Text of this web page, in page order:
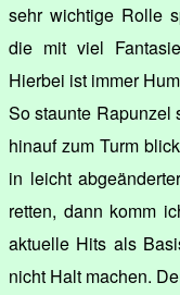
sehr wichtige Rolle
die mit viel
Hierbei ist immer
So staunte Rapunzel
hinauf zum Turm
in leicht
retten, dann komm
aktuelle Hits als
nicht Halt machen.